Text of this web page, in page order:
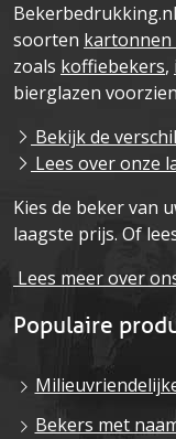
soorten kartonnen
zoals koffiebekers,
bierglazen
Bekijk de
Lees over onze
Kies de beker van
laagste prijs. Of
Lees meer over
Populaire
Bekers met